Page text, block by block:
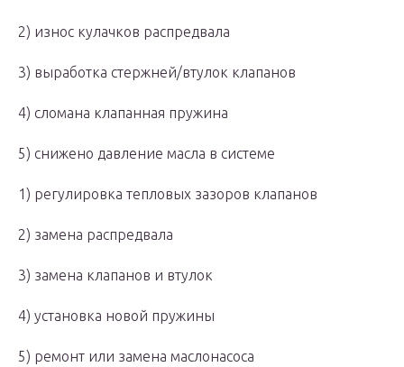
2) износ кулачков распредвала
3) выработка стержней/втулок клапанов
4) сломана клапанная пружина
5) снижено давление масла в системе
1) регулировка тепловых зазоров клапанов
2) замена распредвала
3) замена клапанов и втулок
4) установка новой пружины
5) ремонт или замена маслонасоса